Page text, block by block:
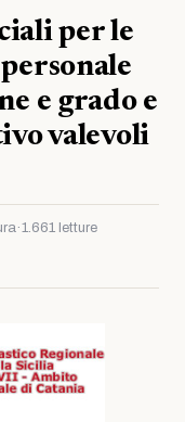
per le
e grado e
valevoli
·1.661 letture